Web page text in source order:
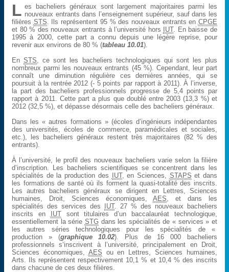
L es bacheliers généraux sont largement majoritaires parmi les
nouveaux entrants dans l’enseignement supérieur, sauf dans les
filières STS . Ils représentent 95 % des nouveaux entrants en CPGE
et 80 % des nouveaux entrants à l’université hors IUT. En baisse de
1995 à 2000, cette part a connu depuis une légère reprise, pour
revenir aux environs de 80 % (tableau 10.01).
EnSTS , ce sont les bacheliers technologiques qui sont les plus
nombreux parmi les nouveaux entrants (45 %). Cependant, leur part
connaît une diminution régulière ces dernières années, qui se
poursuit à la rentrée 2012 (- 5 points par rapport à 2011). À l’inverse,
la part des bacheliers professionnels progresse de 5,4 points par
rapport à 2011. Cette part a plus que doublé entre 2003 (13,3 %) et
2012 (32,5 %), et dépasse désormais celle des bacheliers généraux.
Dans les « autres formations » (écoles d’ingénieurs indépendantes
des universités, écoles de commerce, paramédicales et sociales,
etc.), les bacheliers généraux restent très majoritaires (82 % des
entrants).
À l’université, le profil des nouveaux bacheliers varie selon la filière
d’inscription. Les bacheliers scientifiques se concentrent dans les
spécialités de la production des IUT, en Sciences, STAPS et dans
les formations de santé où ils forment la quasi-totalité des inscrits.
Les autres bacheliers généraux se dirigent en Lettres, Sciences
humaines, Droit, Sciences économiques,AES , et dans les
spécialités des services des IUT. 27 % des nouveaux bacheliers
inscrits en IUTsont titulaires d’un baccalauréat technologique,
essentiellement la série STG dans les spécialités de « services » et
les autres séries technologiques pour les spécialités de «
production » (graphique 10.02). Plus de 16 000 bacheliers
professionnels s’inscrivent à l’université, principalement en Droit,
Sciences économiques, AES ou en Lettres, Sciences humaines,
Arts. Ils représentent respectivement 10,1 % et 10,4 % des inscrits
dans chacune de ces deux filières.